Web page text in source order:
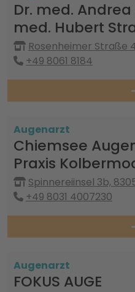
Dr. med.
med. Hubert
Rosenheimer Straße
+49 8061 8184
Augenarzt
Chiemsee
Praxis
Spinnereiinsel 3b,
+49 8031 4007230
Augenarzt
FOKUS AUGE